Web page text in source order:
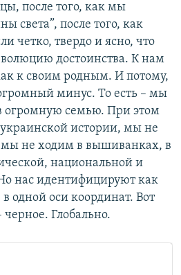
после того, как мы
света”, после того, как
четко, твердо и ясно, что
достоинства. К нам
к своим родным. И потому,
минус. То есть – мы
огромную семью. При этом
истории, мы не
не ходим в вышиванках, в
национальной и
нас идентифицируют как
одной оси координат. Вот
черное. Глобально.